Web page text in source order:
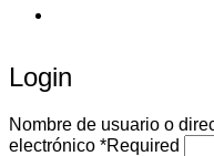
Login
Nombre de usuario o
electrónico *Required